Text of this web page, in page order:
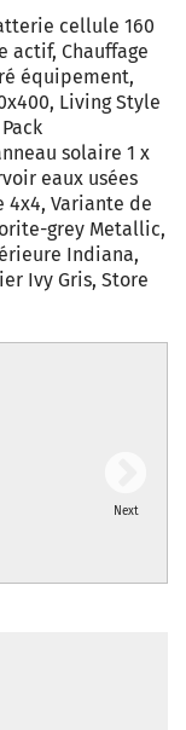
cellule 160
actif, Chauffage
équipement,
Living Style
solaire 1 x
eaux usées
4x4, Variante de
grey Metallic,
Indiana,
Ivy Gris, Store
Next